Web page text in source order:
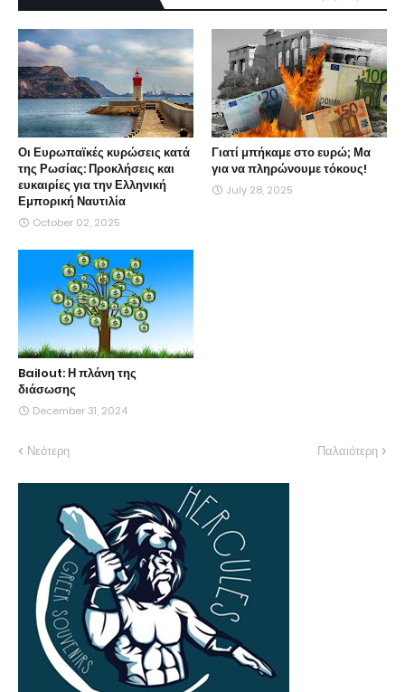
Οι Ευρωπαϊκές κυρώσεις κατά
της Ρωσίας: Προκλήσεις και
ευκαιρίες για την Ελληνική
Εμπορική Ναυτιλία
October 02, 2025
Γιατί μπήκαμε στο ευρώ; Μα
για να πληρώνουμε τόκους!
July 28, 2025
Bailout: Η πλάνη της
διάσωσης
December 31, 2024
Νεότερη Παλαιότερη